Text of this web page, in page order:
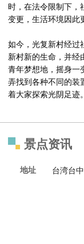
时，在法令限制下，
变更，生活环境因此
如今，光复新村经过
新村新的生命，并经
青年梦想地，摇身一
弄找到各种不同的装
着大家探索光阴足迹。
景点资讯
地址 台湾台